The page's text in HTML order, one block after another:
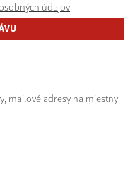
údajov
mailové adresy na miestny